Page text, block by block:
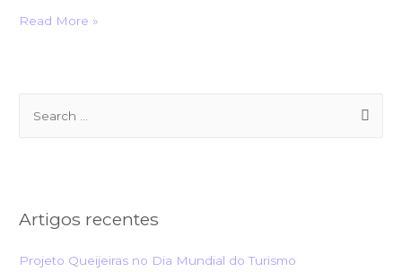
Read More »
Artigos recentes
Projeto Queijeiras no Dia Mundial do Turismo